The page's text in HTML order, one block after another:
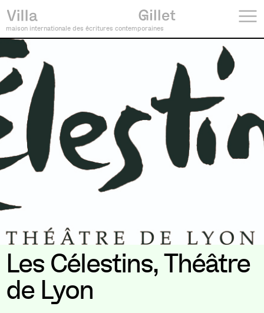
maison internationale des écritures contemporaines
Les Célestins, Théâtre
de Lyon